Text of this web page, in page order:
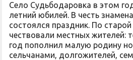
Село Судьбодаровка в этом
летний юбилей. В честь
состоялся праздник. По
чествовали местных жителей:
год пополнил малую родину
сельчанами, долгожителей,